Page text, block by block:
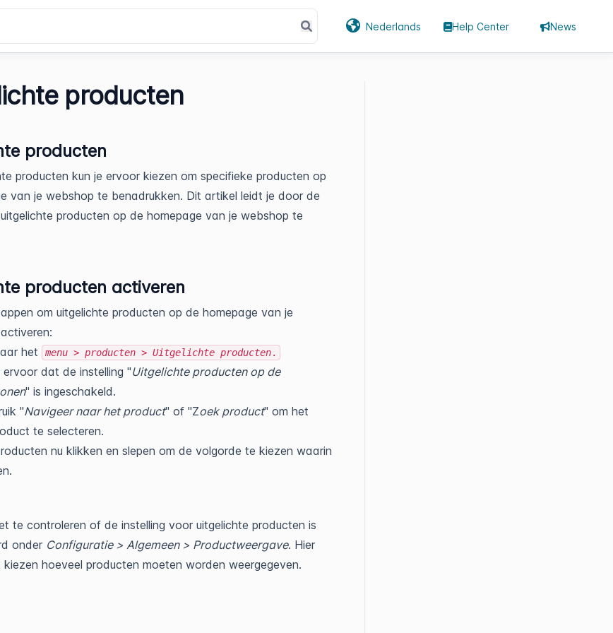
Nederlands Help Center News
producten
producten
producten kun je ervoor kiezen om specifieke producten op
van je webshop te benadrukken. Dit artikel leidt je door de
producten op de homepage van je webshop te
producten activeren
om uitgelichte producten op de homepage van je
het
menu > producten > Uitgelichte producten.
dat de instelling "Uitgelichte producten op de
" is ingeschakeld.
"Navigeer naar het product" of "Zoek product" om het
te selecteren.
nu klikken en slepen om de volgorde te kiezen waarin
te controleren of de instelling voor uitgelichte producten is
onder Configuratie > Algemeen > Productweergave. Hier
kiezen hoeveel producten moeten worden weergegeven.